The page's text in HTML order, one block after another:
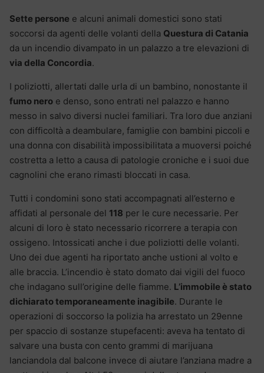
Sette persone e alcuni animali domestici sono stati
soccorsi da agenti delle volanti della Questura di Catania
da un incendio divampato in un palazzo a tre elevazioni di
via della Concordia.
I poliziotti, allertati dalle urla di un bambino, nonostante il
fumo nero e denso, sono entrati nel palazzo e hanno
messo in salvo diversi nuclei familiari. Tra loro due anziani
con difficoltà a deambulare, famiglie con bambini piccoli e
una donna con disabilità impossibilitata a muoversi poiché
costretta a letto a causa di patologie croniche e i suoi due
cagnolini che erano rimasti bloccati in casa.
Tutti i condomini sono stati accompagnati all’esterno e
affidati al personale del 118 per le cure necessarie. Per
alcuni di loro è stato necessario ricorrere a terapia con
ossigeno. Intossicati anche i due poliziotti delle volanti.
Uno dei due agenti ha riportato anche ustioni al volto e
alle braccia. L’incendio è stato domato dai vigili del fuoco
che indagano sull’origine delle fiamme. L’immobile è stato
dichiarato temporaneamente inagibile. Durante le
operazioni di soccorso la polizia ha arrestato un 29enne
per spaccio di sostanze stupefacenti: aveva ha tentato di
salvare una busta con cento grammi di marijuana
lanciandola dal balcone invece di aiutare l’anziana madre a